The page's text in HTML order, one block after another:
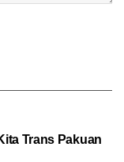
Trans Pakuan